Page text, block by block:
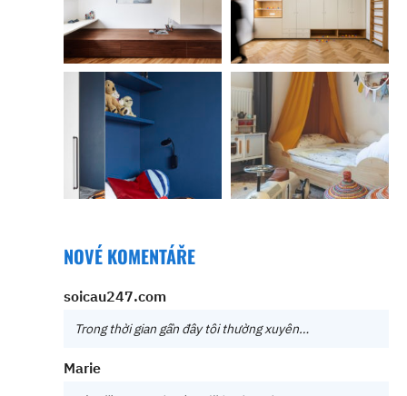
NOVÉ KOMENTÁŘE
soicau247.com
Trong thời gian gần đây tôi thường xuyên…
Marie